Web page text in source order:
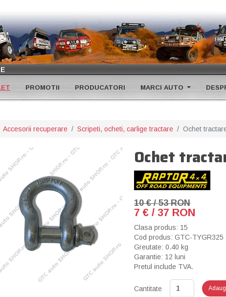
PROMOTII PRODUCATORI MARCI AUTO
Accesorii recuperare Scripeti, ocheti, carlige tractare Ochet
Ochet
10 € / 53 RON
7 € / 37 RON
Clasa produs: 15
Cod produs: GTC-TYGR325
Greutate: 0.40 kg
Garantie: 12 luni
Pretul include TVA.
Cantitate